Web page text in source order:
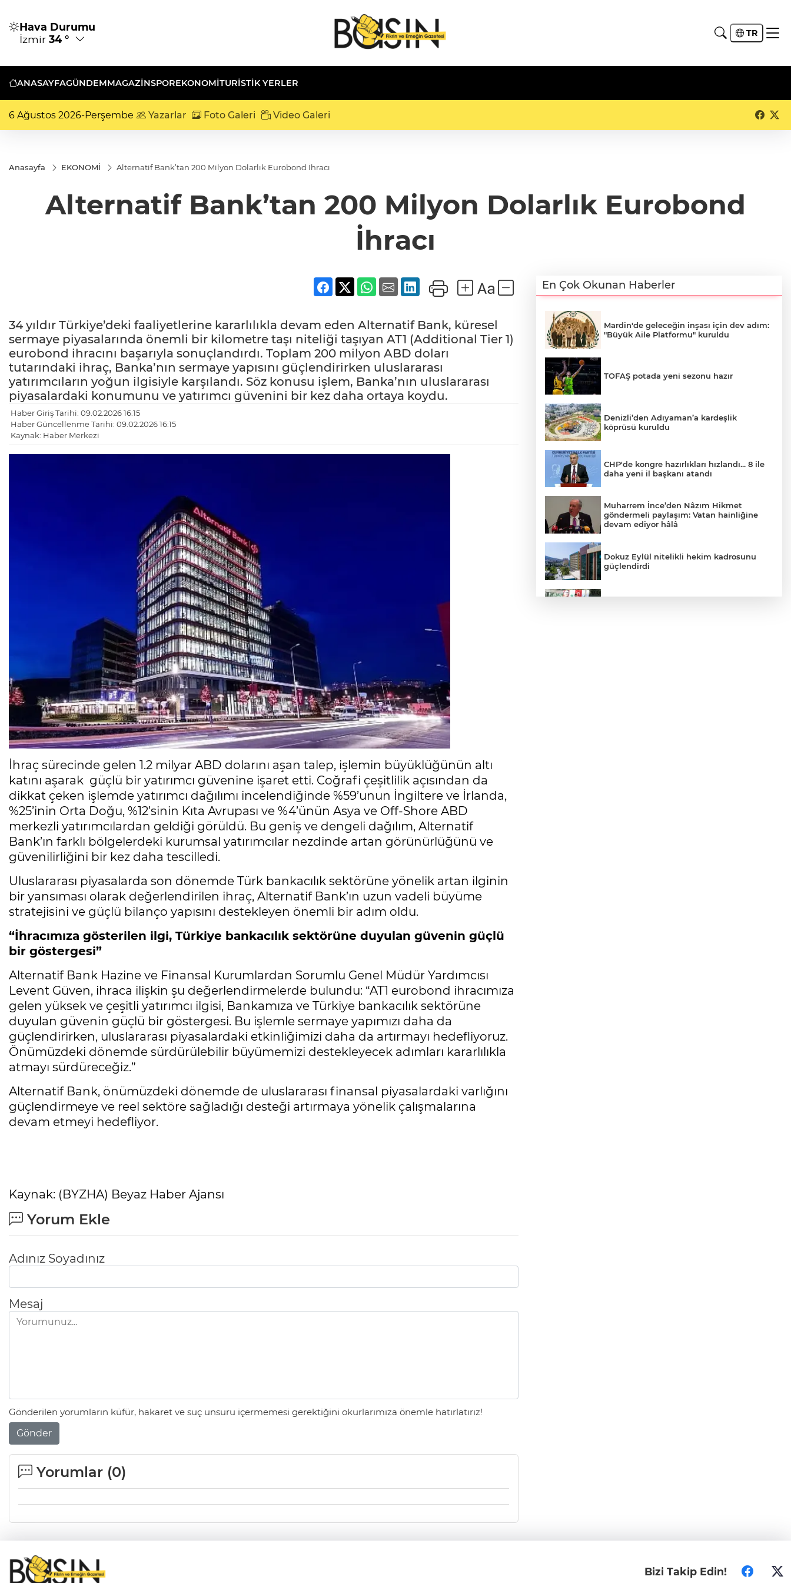
Hava Durumu
İzmir 34 ° TR
ANASAYFAGÜNDEMMAGAZİNSPOREKONOMİTURISTIK YERLER
6 Ağustos 2026-Perşembe Yazarlar Foto Galeri Video Galeri
Anasayfa EKONOMİ Alternatif Bank’tan 200 Milyon Dolarlık Eurobond İhracı
Alternatif Bank’tan 200 Milyon Dolarlık Eurobond
İhracı
34 yıldır Türkiye’deki faaliyetlerine kararlılıkla devam eden Alternatif Bank, küresel
sermaye piyasalarında önemli bir kilometre taşı niteliği taşıyan AT1 (Additional Tier 1)
eurobond ihracını başarıyla sonuçlandırdı. Toplam 200 milyon ABD doları
tutarındaki ihraç, Banka’nın sermaye yapısını güçlendirirken uluslararası
yatırımcıların yoğun ilgisiyle karşılandı. Söz konusu işlem, Banka’nın uluslararası
piyasalardaki konumunu ve yatırımcı güvenini bir kez daha ortaya koydu.
Haber Giriş Tarihi: 09.02.2026 16:15
Haber Güncellenme Tarihi: 09.02.2026 16:15
Kaynak: Haber Merkezi
İhraç sürecinde gelen 1.2 milyar ABD dolarını aşan talep, işlemin büyüklüğünün altı
katını aşarak güçlü bir yatırımcı güvenine işaret etti. Coğrafi çeşitlilik açısından da
dikkat çeken işlemde yatırımcı dağılımı incelendiğinde %59’unun İngiltere ve İrlanda,
%25’inin Orta Doğu, %12’sinin Kıta Avrupası ve %4’ünün Asya ve Off-Shore ABD
merkezli yatırımcılardan geldiği görüldü. Bu geniş ve dengeli dağılım, Alternatif
Bank’ın farklı bölgelerdeki kurumsal yatırımcılar nezdinde artan görünürlüğünü ve
güvenilirliğini bir kez daha tescilledi.
Uluslararası piyasalarda son dönemde Türk bankacılık sektörüne yönelik artan ilginin
bir yansıması olarak değerlendirilen ihraç, Alternatif Bank’ın uzun vadeli büyüme
stratejisini ve güçlü bilanço yapısını destekleyen önemli bir adım oldu.
“İhracımıza gösterilen ilgi, Türkiye bankacılık sektörüne duyulan güvenin güçlü
bir göstergesi”
Alternatif Bank Hazine ve Finansal Kurumlardan Sorumlu Genel Müdür Yardımcısı
Levent Güven, ihraca ilişkin şu değerlendirmelerde bulundu: “AT1 eurobond ihracımıza
gelen yüksek ve çeşitli yatırımcı ilgisi, Bankamıza ve Türkiye bankacılık sektörüne
duyulan güvenin güçlü bir göstergesi. Bu işlemle sermaye yapımızı daha da
güçlendirirken, uluslararası piyasalardaki etkinliğimizi daha da artırmayı hedefliyoruz.
Önümüzdeki dönemde sürdürülebilir büyümemizi destekleyecek adımları kararlılıkla
atmayı sürdüreceğiz.”
Alternatif Bank, önümüzdeki dönemde de uluslararası finansal piyasalardaki varlığını
güçlendirmeye ve reel sektöre sağladığı desteği artırmaya yönelik çalışmalarına
devam etmeyi hedefliyor.
Kaynak: (BYZHA) Beyaz Haber Ajansı
Yorum Ekle
Adınız Soyadınız
Mesaj
Gönderilen yorumların küfür, hakaret ve suç unsuru içermemesi gerektiğini okurlarımıza önemle hatırlatırız!
Gönder
Yorumlar (0)
En Çok Okunan Haberler
Mardin'de geleceğin inşası için dev adım:
"Büyük Aile Platformu" kuruldu
TOFAŞ potada yeni sezonu hazır
Denizli’den Adıyaman’a kardeşlik
köprüsü kuruldu
CHP'de kongre hazırlıkları hızlandı... 8 ile
daha yeni il başkanı atandı
Muharrem İnce’den Nâzım Hikmet
göndermeli paylaşım: Vatan hainliğine
devam ediyor hâlâ
Dokuz Eylül nitelikli hekim kadrosunu
güçlendirdi
Bizi Takip Edin!